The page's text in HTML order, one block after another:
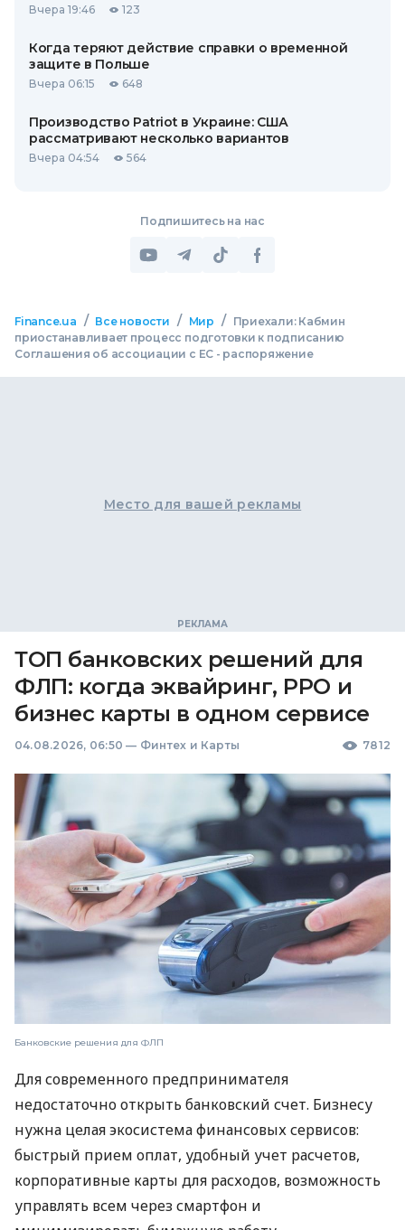
Вчера 19:46 123
Когда теряют действие справки о временной
защите в Польше
Вчера 06:15 648
Производство Patriot в Украине: США
рассматривают несколько вариантов
Вчера 04:54 564
Подпишитесь на нас
Finance.ua / Все новости / Мир /
Приехали: Кабмин
приостанавливает процесс подготовки к подписанию
Соглашения об ассоциации с ЕС - распоряжение
Место для вашей рекламы
ТОП банковских решений для
ФЛП: когда эквайринг, РРО и
бизнес карты в одном сервисе
04.08.2026, 06:50 — Финтех и Карты 7812
Банковские решения для ФЛП
Для современного предпринимателя
недостаточно открыть банковский счет. Бизнесу
нужна целая экосистема финансовых сервисов:
быстрый прием оплат, удобный учет расчетов,
корпоративные карты для расходов, возможность
управлять всем через смартфон и